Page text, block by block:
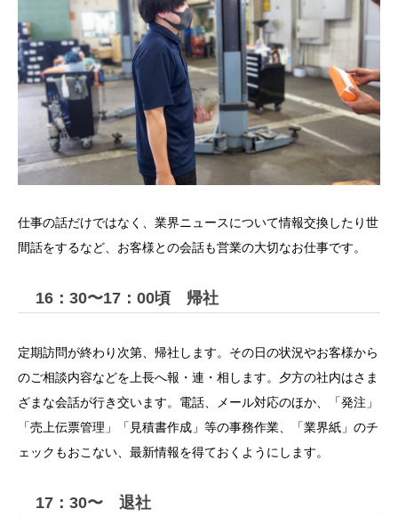
仕事の話だけではなく、業界ニュースについて情報交換したり世
間話をするなど、お客様との会話も営業の大切なお仕事です。
16：30〜17：00頃 帰社
定期訪問が終わり次第、帰社します。その日の状況やお客様から
のご相談内容などを上長へ報・連・相します。夕方の社内はさま
ざまな会話が行き交います。電話、メール対応のほか、「発注」
「売上伝票管理」「見積書作成」等の事務作業、「業界紙」のチ
ェックもおこない、最新情報を得ておくようにします。
17：30〜 退社